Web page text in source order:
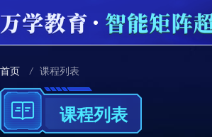
首页 / 课程列表
课程列表